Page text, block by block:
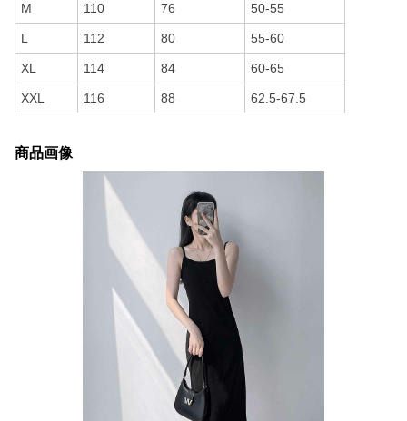
M 110 76 50-55
L 112 80 55-60
XL 114 84 60-65
XXL 116 88 62.5-67.5
商品画像